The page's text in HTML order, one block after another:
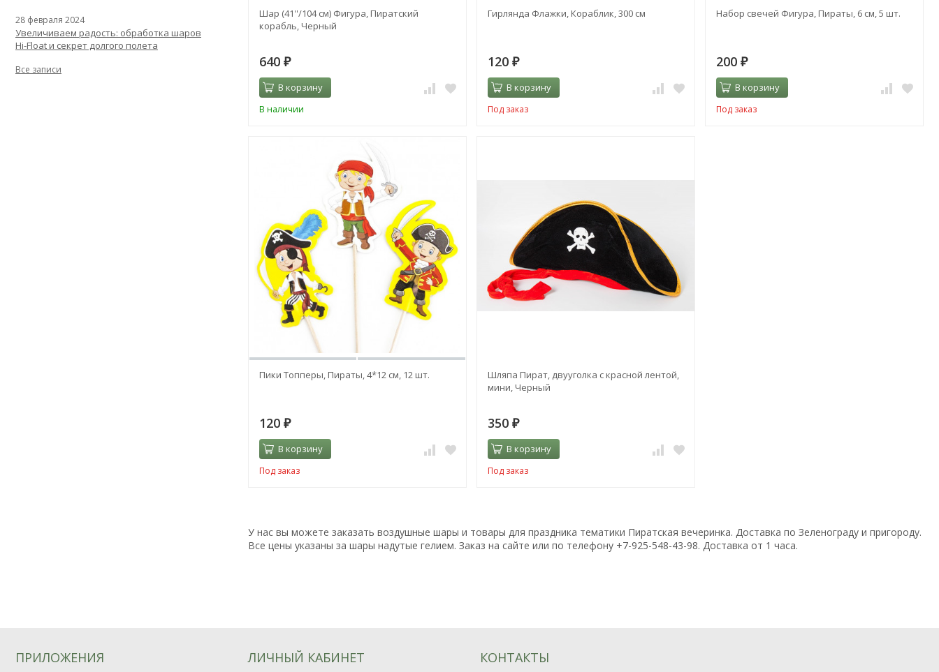
Шар (41''/104 см) Фигура, Пиратский
корабль, Черный
640 ₽
В корзину
В наличии
Гирлянда Флажки, Кораблик, 300 см
120 ₽
В корзину
Под заказ
Набор свечей Фигура, Пираты, 6 см, 5 шт.
200 ₽
В корзину
Под заказ
Пики Топперы, Пираты, 4*12 см, 12 шт.
120 ₽
В корзину
Под заказ
Шляпа Пират, двууголка с красной лентой,
мини, Черный
350 ₽
В корзину
Под заказ
У нас вы можете заказать воздушные шары и товары для праздника тематики Пиратская вечеринка. Доставка по Зеленограду и пригороду.
Все цены указаны за шары надутые гелием. Заказ на сайте или по телефону +7-925-548-43-98. Доставка от 1 часа.
28 февраля 2024
Увеличиваем радость: обработка шаров
Hi-Float и секрет долгого полета
Все записи
ПРИЛОЖЕНИЯ ЛИЧНЫЙ КАБИНЕТ КОНТАКТЫ